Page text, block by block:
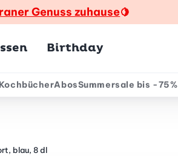
Genuss zuhause🍋
Birthday
KochbücherAbosSummersale bis -75%
blau, 8 dl